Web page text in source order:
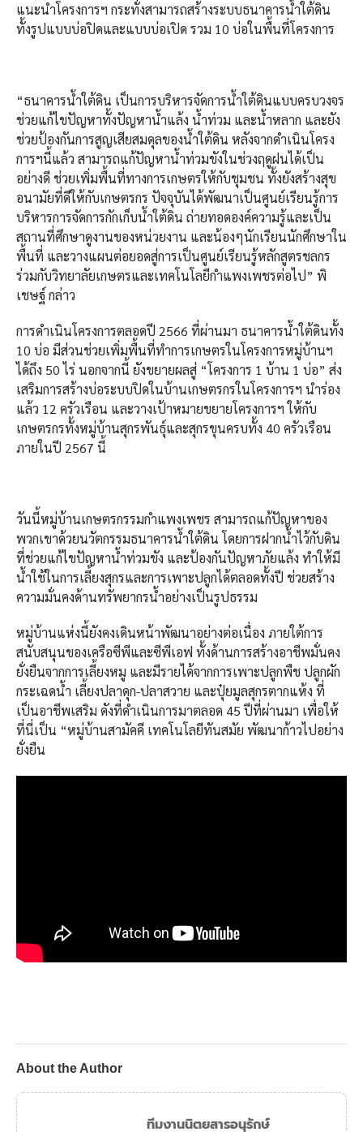
แนะนำโครงการฯ กระทั่งสามารถสร้างระบบธนาคารน้ำใต้ดิน
ทั้งรูปแบบบ่อปิดและแบบบ่อเปิด รวม 10 บ่อในพื้นที่โครงการ
“ธนาคารน้ำใต้ดิน เป็นการบริหารจัดการน้ำใต้ดินแบบครบวงจร
ช่วยแก้ไขปัญหาทั้งปัญหาน้ำแล้ง น้ำท่วม และน้ำหลาก และยัง
ช่วยป้องกันการสูญเสียสมดุลของน้ำใต้ดิน หลังจากดำเนินโครง
การฯนี้แล้ว สามารถแก้ปัญหาน้ำท่วมขังในช่วงฤดูฝนได้เป็น
อย่างดี ช่วยเพิ่มพื้นที่ทางการเกษตรให้กับชุมชน ทั้งยังสร้างสุข
อนามัยที่ดีให้กับเกษตรกร ปัจจุบันได้พัฒนาเป็นศูนย์เรียนรู้การ
บริหารการจัดการกักเก็บน้ำใต้ดิน ถ่ายทอดองค์ความรู้และเป็น
สถานที่ศึกษาดูงานของหน่วยงาน และน้องๆนักเรียนนักศึกษาใน
พื้นที่ และวางแผนต่อยอดสู่การเป็นศูนย์เรียนรู้หลักสูตรชลกร
ร่วมกับวิทยาลัยเกษตรและเทคโนโลยีกำแพงเพชรต่อไป” พิ
เชษฐ์ กล่าว
การดำเนินโครงการตลอดปี 2566 ที่ผ่านมา ธนาคารน้ำใต้ดินทั้ง
10 บ่อ มีส่วนช่วยเพิ่มพื้นที่ทำการเกษตรในโครงการหมู่บ้านฯ
ได้ถึง 50 ไร่ นอกจากนี้ ยังขยายผลสู่ “โครงการ 1 บ้าน 1 บ่อ” ส่ง
เสริมการสร้างบ่อระบบปิดในบ้านเกษตรกรในโครงการฯ นำร่อง
แล้ว 12 ครัวเรือน และวางเป้าหมายขยายโครงการฯ ให้กับ
เกษตรกรทั้งหมู่บ้านสุกรพันธุ์และสุกรขุนครบทั้ง 40 ครัวเรือน
ภายในปี 2567 นี้
วันนี้หมู่บ้านเกษตรกรรมกำแพงเพชร สามารถแก้ปัญหาของ
พวกเขาด้วยนวัตกรรมธนาคารน้ำใต้ดิน โดยการฝากน้ำไว้กับดิน
ที่ช่วยแก้ไขปัญหาน้ำท่วมขัง และป้องกันปัญหาภัยแล้ง ทำให้มี
น้ำใช้ในการเลี้ยงสุกรและการเพาะปลูกได้ตลอดทั้งปี ช่วยสร้าง
ความมั่นคงด้านทรัพยากรน้ำอย่างเป็นรูปธรรม
หมู่บ้านแห่งนี้ยังคงเดินหน้าพัฒนาอย่างต่อเนื่อง ภายใต้การ
สนับสนุนของเครือซีพีและซีพีเอฟ ทั้งด้านการสร้างอาชีพมั่นคง
ยั่งยืนจากการเลี้ยงหมู และมีรายได้จากการเพาะปลูกพืช ปลูกผัก
กระเฉดน้ำ เลี้ยงปลาดุก-ปลาสวาย และปุ๋ยมูลสุกรตากแห้ง ที่
เป็นอาชีพเสริม ดังที่ดำเนินการมาตลอด 45 ปีที่ผ่านมา เพื่อให้
ที่นี่เป็น “หมู่บ้านสามัคคี เทคโนโลยีทันสมัย พัฒนาก้าวไปอย่าง
ยั่งยืน
About the Author
ทีมงานนิตยสารอนุรักษ์